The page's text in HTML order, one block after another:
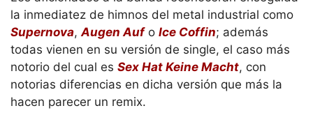
la inmediatez de himnos del metal industrial como
Supernova,Augen Aufo Ice Coffin; además
todas vienen en su versión de single, el caso más
notorio del cual es Sex Hat Keine Macht, con
notorias diferencias en dicha versión que más la
hacen parecer un remix.